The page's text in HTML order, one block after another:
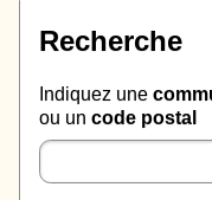
Recherche
Indiquez une
ou un code postal